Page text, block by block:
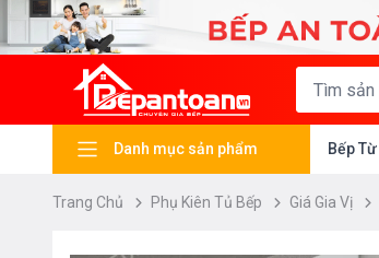
Danh mục sản phẩm Bếp Từ
Trang Chủ Phụ Kiên Tủ Bếp Giá Gia Vị